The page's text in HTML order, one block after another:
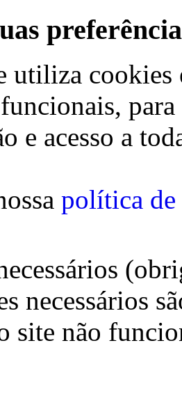
utiliza cookies
e acesso a
política de
necessários
site não